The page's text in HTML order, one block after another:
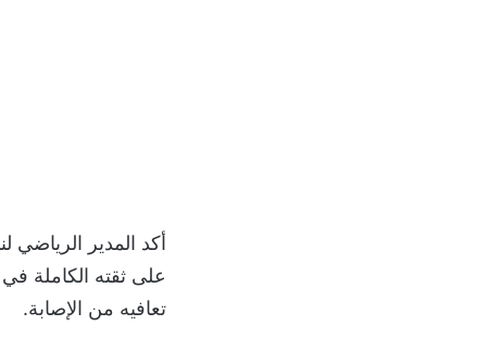
أكد المدير الرياضي
على ثقته الكاملة
تعافيه من الإصابة.